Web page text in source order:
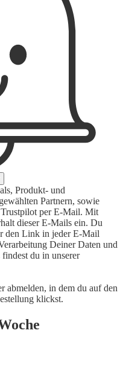
Produkt- und
Partnern, sowie
per E-Mail. Mit
dieser E-Mails ein. Du
den Link in jeder E-Mail
Deiner Daten und
du in unserer
abmelden, in dem du auf den
klickst.